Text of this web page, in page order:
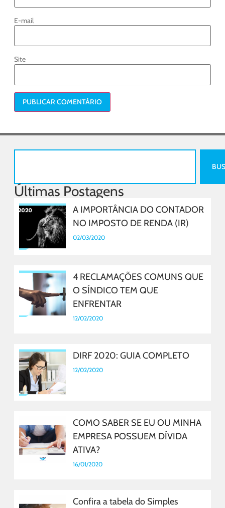
E-mail
Site
Últimas Postagens
A IMPORTÂNCIA DO CONTADOR
NO IMPOSTO DE RENDA (IR)
02/03/2020
4 RECLAMAÇÕES COMUNS QUE
O SÍNDICO TEM QUE
ENFRENTAR
12/02/2020
DIRF 2020: GUIA COMPLETO
12/02/2020
COMO SABER SE EU OU MINHA
EMPRESA POSSUEM DÍVIDA
ATIVA?
16/01/2020
Confira a tabela do Simples